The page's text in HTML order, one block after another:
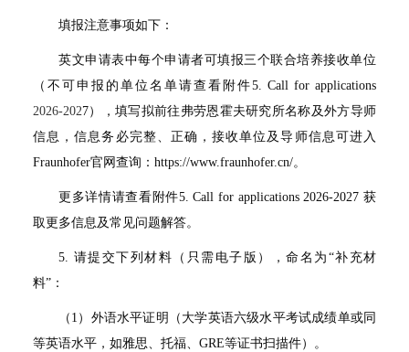
填报注意事项如下：
英文申请表中每个申请者可填报三个联合培养接收单位
（不可申报的单位名单请查看附件5. Call for applications
2026-2027），填写拟前往弗劳恩霍夫研究所名称及外方导师
信息，信息务必完整、正确，接收单位及导师信息可进入
Fraunhofer官网查询： https://www.fraunhofer.cn/。
更多详情请查看附件5. Call for applications 2026-2027 获
取更多信息及常见问题解答。
5. 请提交下列材料（只需电子版），命名为“补充材
料”：
（1）外语水平证明（大学英语六级水平考试成绩单或同
等英语水平，如雅思、托福、GRE等证书扫描件）。